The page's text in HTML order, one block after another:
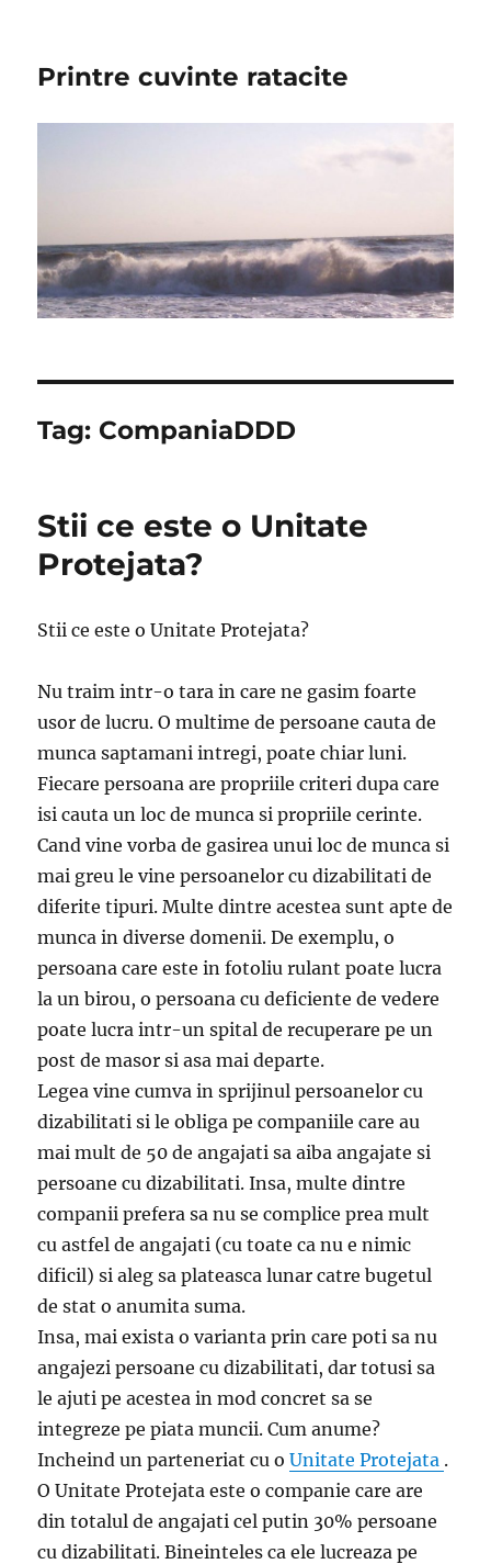
Printre cuvinte ratacite
Tag: CompaniaDDD
Stii ce este o Unitate
Protejata?
Stii ce este o Unitate Protejata?
Nu traim intr-o tara in care ne gasim foarte
usor de lucru. O multime de persoane cauta de
munca saptamani intregi, poate chiar luni.
Fiecare persoana are propriile criteri dupa care
isi cauta un loc de munca si propriile cerinte.
Cand vine vorba de gasirea unui loc de munca si
mai greu le vine persoanelor cu dizabilitati de
diferite tipuri. Multe dintre acestea sunt apte de
munca in diverse domenii. De exemplu, o
persoana care este in fotoliu rulant poate lucra
la un birou, o persoana cu deficiente de vedere
poate lucra intr-un spital de recuperare pe un
post de masor si asa mai departe.
Legea vine cumva in sprijinul persoanelor cu
dizabilitati si le obliga pe companiile care au
mai mult de 50 de angajati sa aiba angajate si
persoane cu dizabilitati. Insa, multe dintre
companii prefera sa nu se complice prea mult
cu astfel de angajati (cu toate ca nu e nimic
dificil) si aleg sa plateasca lunar catre bugetul
de stat o anumita suma.
Insa, mai exista o varianta prin care poti sa nu
angajezi persoane cu dizabilitati, dar totusi sa
le ajuti pe acestea in mod concret sa se
integreze pe piata muncii. Cum anume?
Incheind un parteneriat cu oUnitate Protejata .
O Unitate Protejata este o companie care are
din totalul de angajati cel putin 30% persoane
cu dizabilitati. Bineinteles ca ele lucreaza pe